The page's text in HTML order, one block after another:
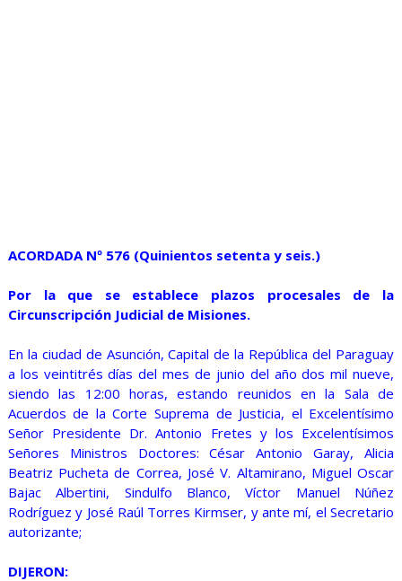
ACORDADA Nº 576 (Quinientos setenta y seis.)
Por la que se establece plazos procesales de la
Circunscripción Judicial de Misiones.
En la ciudad de Asunción, Capital de la República del Paraguay
a los veintitrés días del mes de junio del año dos mil nueve,
siendo las 12:00 horas, estando reunidos en la Sala de
Acuerdos de la Corte Suprema de Justicia, el Excelentísimo
Señor Presidente Dr. Antonio Fretes y los Excelentísimos
Señores Ministros Doctores: César Antonio Garay, Alicia
Beatriz Pucheta de Correa, José V. Altamirano, Miguel Oscar
Bajac Albertini, Sindulfo Blanco, Víctor Manuel Núñez
Rodríguez y José Raúl Torres Kirmser, y ante mí, el Secretario
autorizante;
DIJERON: